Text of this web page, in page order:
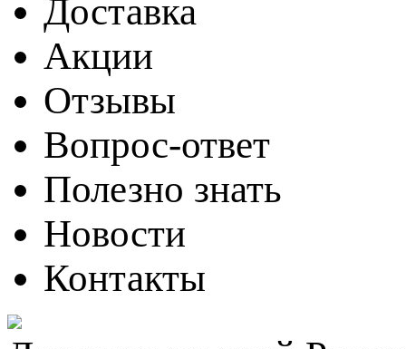
Доставка
Акции
Отзывы
Вопрос-ответ
Полезно знать
Новости
Контакты